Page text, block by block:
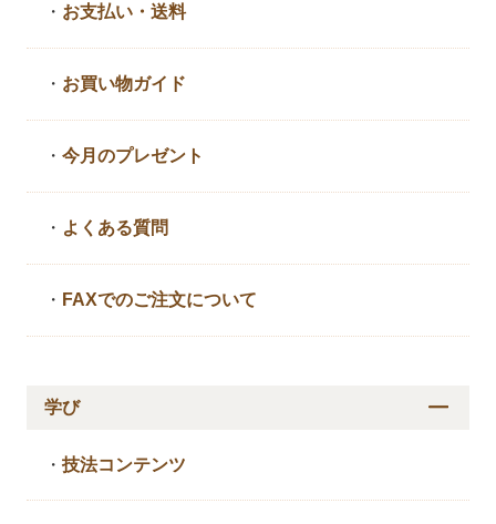
・ お支払い・送料
・ お買い物ガイド
・今月のプレゼント
・ よくある質問
・ FAXでのご注文について
学び
・技法コンテンツ